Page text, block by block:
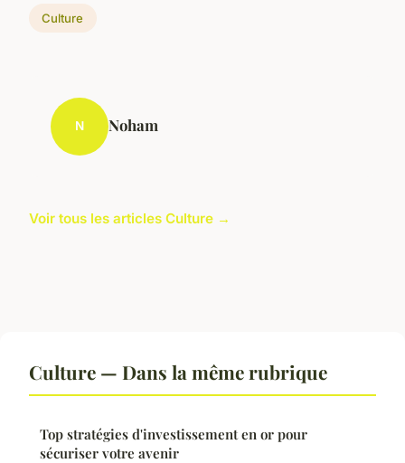
Culture
N Noham
Voir tous les articles Culture →
Culture — Dans la même rubrique
Top stratégies d'investissement en or pour
sécuriser votre avenir